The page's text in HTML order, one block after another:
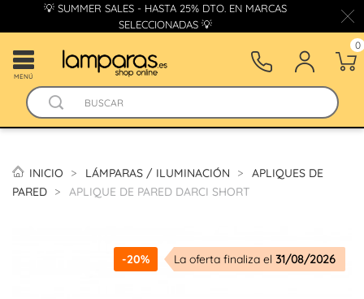
💡 SUMMER SALES - HASTA 25% DTO. EN MARCAS
SELECCIONADAS 💡
MENÚ
0
INICIO LÁMPARAS / ILUMINACIÓN
APLIQUES DE
PARED
APLIQUE DE PARED DARCI SHORT
-20% La oferta finaliza el 31/08/2026